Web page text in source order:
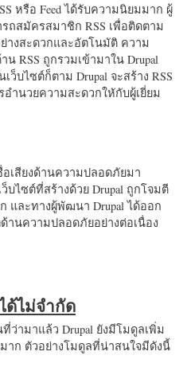
หรือ Feed ได้รับความนิยมมาก ผู้
ถสมัครสมาชิก RSS เพื่อติดตาม
างสะดวกและอัตโนมัติ ความ
น RSS ถูกรวมเข้ามาใน Drupal
บไซต์ก็ตาม Drupal จะสร้าง RSS
ำนวยความสะดวกใหักับผู้เยี่ยม
อเสียงด้านความปลอดภัยมา
บไซต์ที่สร้างด้วย Drupal ถูกโจมตี
และทางผู้พัฒนา Drupal ได้ออก
านความปลอดภัยอย่างต่อเนื่อง
ด้ไม่จำกัด
ามาแล้ว Drupal ยังมีโมดูลเพิ่ม
าก ตัวอย่างโมดูลที่น่าสนใจมีดังนี้